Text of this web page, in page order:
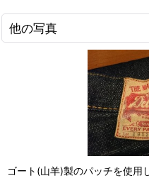
他の写真
ゴート(山羊)製のパッチを使用